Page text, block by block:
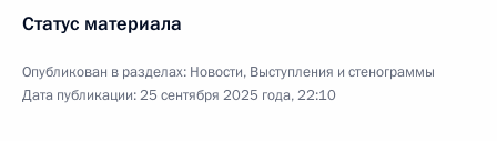
Статус материала
Опубликован в разделах: Новости, Выступления и стенограммы
Дата публикации:25 сентября 2025 года, 22:10